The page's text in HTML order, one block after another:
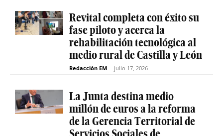
Revital completa con éxito su
fase piloto y acerca la
rehabilitación tecnológica al
medio rural de Castilla y León
Redacción EM - julio 17, 2026
La Junta destina medio
millón de euros a la reforma
de la Gerencia Territorial de
Servicios Sociales de